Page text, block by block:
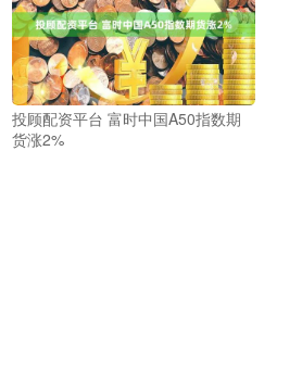
投顾配资平台 富时中国A50指数期
货涨2%